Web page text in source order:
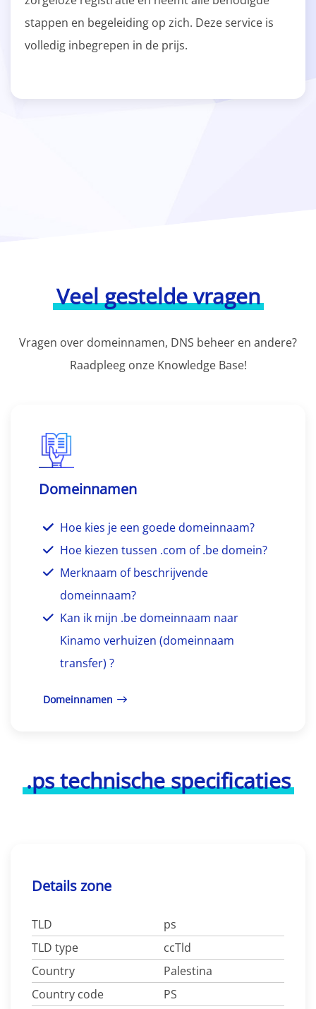
stappen en begeleiding op zich. Deze service is
volledig inbegrepen in de prijs.
Veel gestelde vragen
Vragen over domeinnamen, DNS beheer en andere?
Raadpleeg onze Knowledge Base!
Domeinnamen
Hoe kies je een goede domeinnaam?
Hoe kiezen tussen .com of .be domein?
Merknaam of beschrijvende
domeinnaam?
Kan ik mijn .be domeinnaam naar
Kinamo verhuizen (domeinnaam
transfer) ?
Domeinnamen
.ps technische specificaties
Details zone
TLD
ps
TLD type
ccTld
Country
Palestina
Country code
PS